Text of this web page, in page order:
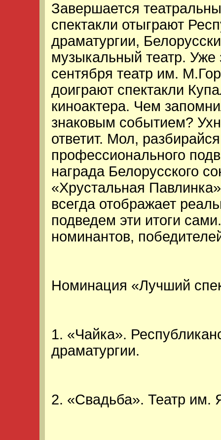
Завершается
спектакли отыграют
драматургии,
музыкальный театр.
сентября театр им.
доиграют спектакли
киноактера. Чем
знаковым событием?
ответит. Мол,
профессионального
награда Белорусского
«Хрустальная
всегда отображает
подведем эти итоги
номинантов,
Номинация «Лучший
1. «Чайка».
драматургии.
2. «Свадьба». Театр им.